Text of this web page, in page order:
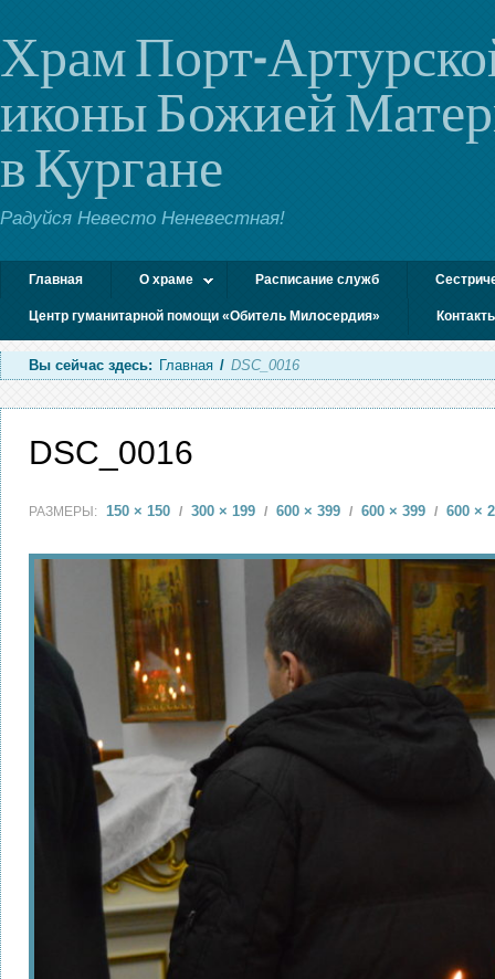
Храм Порт-
иконы Божией
в Кургане
Радуйся Невесто Неневестная!
Главная О храме Расписание служб
Центр гуманитарной помощи «Обитель Милосердия»
Вы сейчас здесь: Главная / DSC_0016
DSC_0016
РАЗМЕРЫ: 150 × 150 / 300 × 199 / 600 × 399 / 600 × 399 / 600 ×